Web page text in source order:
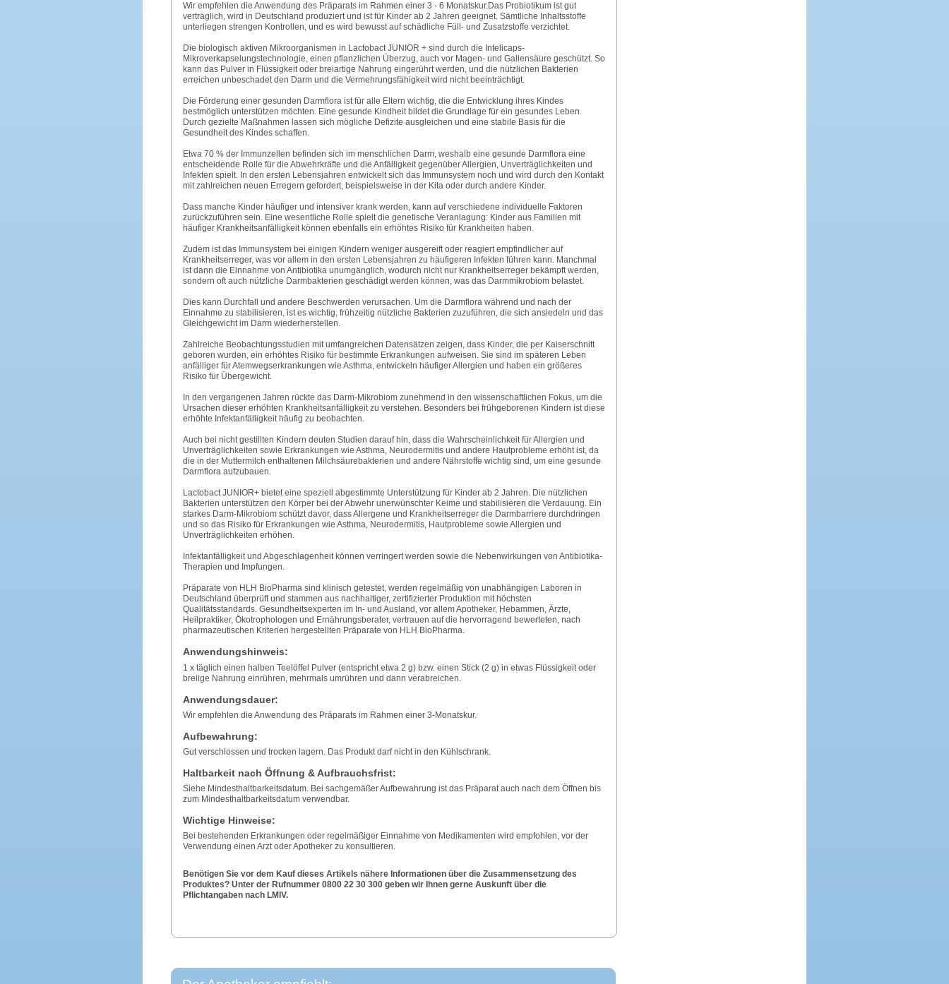
Wir empfehlen die Anwendung des Präparats im Rahmen einer 3 - 6 Monatskur.Das Probiotikum ist gut
verträglich, wird in Deutschland produziert und ist für Kinder ab 2 Jahren geeignet. Sämtliche Inhaltsstoffe
unterliegen strengen Kontrollen, und es wird bewusst auf schädliche Füll- und Zusatzstoffe verzichtet.
Die biologisch aktiven Mikroorganismen in Lactobact JUNIOR + sind durch die Intelicaps-
Mikroverkapselungstechnologie, einen pflanzlichen Überzug, auch vor Magen- und Gallensäure geschützt. So
kann das Pulver in Flüssigkeit oder breiartige Nahrung eingerührt werden, und die nützlichen Bakterien
erreichen unbeschadet den Darm und die Vermehrungsfähigkeit wird nicht beeinträchtigt.
Die Förderung einer gesunden Darmflora ist für alle Eltern wichtig, die die Entwicklung ihres Kindes
bestmöglich unterstützen möchten. Eine gesunde Kindheit bildet die Grundlage für ein gesundes Leben.
Durch gezielte Maßnahmen lassen sich mögliche Defizite ausgleichen und eine stabile Basis für die
Gesundheit des Kindes schaffen.
Etwa 70 % der Immunzellen befinden sich im menschlichen Darm, weshalb eine gesunde Darmflora eine
entscheidende Rolle für die Abwehrkräfte und die Anfälligkeit gegenüber Allergien, Unverträglichkeiten und
Infekten spielt. In den ersten Lebensjahren entwickelt sich das Immunsystem noch und wird durch den Kontakt
mit zahlreichen neuen Erregern gefordert, beispielsweise in der Kita oder durch andere Kinder.
Dass manche Kinder häufiger und intensiver krank werden, kann auf verschiedene individuelle Faktoren
zurückzuführen sein. Eine wesentliche Rolle spielt die genetische Veranlagung: Kinder aus Familien mit
häufiger Krankheitsanfälligkeit können ebenfalls ein erhöhtes Risiko für Krankheiten haben.
Zudem ist das Immunsystem bei einigen Kindern weniger ausgereift oder reagiert empfindlicher auf
Krankheitserreger, was vor allem in den ersten Lebensjahren zu häufigeren Infekten führen kann. Manchmal
ist dann die Einnahme von Antibiotika unumgänglich, wodurch nicht nur Krankheitserreger bekämpft werden,
sondern oft auch nützliche Darmbakterien geschädigt werden können, was das Darmmikrobiom belastet.
Dies kann Durchfall und andere Beschwerden verursachen. Um die Darmflora während und nach der
Einnahme zu stabilisieren, ist es wichtig, frühzeitig nützliche Bakterien zuzuführen, die sich ansiedeln und das
Gleichgewicht im Darm wiederherstellen.
Zahlreiche Beobachtungsstudien mit umfangreichen Datensätzen zeigen, dass Kinder, die per Kaiserschnitt
geboren wurden, ein erhöhtes Risiko für bestimmte Erkrankungen aufweisen. Sie sind im späteren Leben
anfälliger für Atemwegserkrankungen wie Asthma, entwickeln häufiger Allergien und haben ein größeres
Risiko für Übergewicht.
In den vergangenen Jahren rückte das Darm-Mikrobiom zunehmend in den wissenschaftlichen Fokus, um die
Ursachen dieser erhöhten Krankheitsanfälligkeit zu verstehen. Besonders bei frühgeborenen Kindern ist diese
erhöhte Infektanfälligkeit häufig zu beobachten.
Auch bei nicht gestillten Kindern deuten Studien darauf hin, dass die Wahrscheinlichkeit für Allergien und
Unverträglichkeiten sowie Erkrankungen wie Asthma, Neurodermitis und andere Hautprobleme erhöht ist, da
die in der Muttermilch enthaltenen Milchsäurebakterien und andere Nährstoffe wichtig sind, um eine gesunde
Darmflora aufzubauen.
Lactobact JUNIOR+ bietet eine speziell abgestimmte Unterstützung für Kinder ab 2 Jahren. Die nützlichen
Bakterien unterstützen den Körper bei der Abwehr unerwünschter Keime und stabilisieren die Verdauung. Ein
starkes Darm-Mikrobiom schützt davor, dass Allergene und Krankheitserreger die Darmbarriere durchdringen
und so das Risiko für Erkrankungen wie Asthma, Neurodermitis, Hautprobleme sowie Allergien und
Unverträglichkeiten erhöhen.
Infektanfälligkeit und Abgeschlagenheit können verringert werden sowie die Nebenwirkungen von Antibiotika-
Therapien und Impfungen.
Präparate von HLH BioPharma sind klinisch getestet, werden regelmäßig von unabhängigen Laboren in
Deutschland überprüft und stammen aus nachhaltiger, zertifizierter Produktion mit höchsten
Qualitätsstandards. Gesundheitsexperten im In- und Ausland, vor allem Apotheker, Hebammen, Ärzte,
Heilpraktiker, Ökotrophologen und Ernährungsberater, vertrauen auf die hervorragend bewerteten, nach
pharmazeutischen Kriterien hergestellten Präparate von HLH BioPharma.
Anwendungshinweis:
1 x täglich einen halben Teelöffel Pulver (entspricht etwa 2 g) bzw. einen Stick (2 g) in etwas Flüssigkeit oder
breiige Nahrung einrühren, mehrmals umrühren und dann verabreichen.
Anwendungsdauer:
Wir empfehlen die Anwendung des Präparats im Rahmen einer 3-Monatskur.
Aufbewahrung:
Gut verschlossen und trocken lagern. Das Produkt darf nicht in den Kühlschrank.
Haltbarkeit nach Öffnung & Aufbrauchsfrist:
Siehe Mindesthaltbarkeitsdatum. Bei sachgemäßer Aufbewahrung ist das Präparat auch nach dem Öffnen bis
zum Mindesthaltbarkeitsdatum verwendbar.
Wichtige Hinweise:
Bei bestehenden Erkrankungen oder regelmäßiger Einnahme von Medikamenten wird empfohlen, vor der
Verwendung einen Arzt oder Apotheker zu konsultieren.
Benötigen Sie vor dem Kauf dieses Artikels nähere Informationen über die Zusammensetzung des
Produktes? Unter der Rufnummer 0800 22 30 300 geben wir Ihnen gerne Auskunft über die
Pflichtangaben nach LMIV.